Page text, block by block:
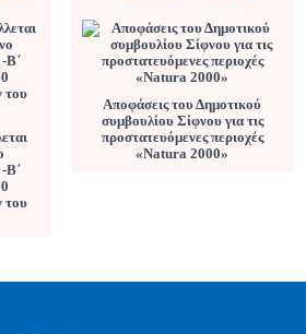
Β΄
του
Αποφάσεις του Δημοτικού
συμβουλίου Σίφνου για τις
προστατευόμενες περιοχές
«Natura 2000»